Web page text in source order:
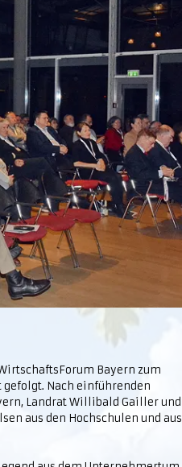
Bayern zum
gefolgt. Nach einführenden
Landrat Willibald Gailler und
aus den Hochschulen und aus